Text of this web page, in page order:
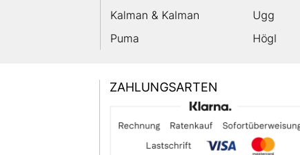
Kalman & Kalman
Ugg
Puma
Högl
ZAHLUNGSARTEN